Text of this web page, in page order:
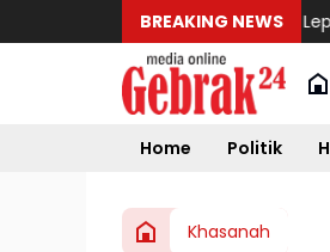
BREAKING NEWS
Kasdim 0104/ATIM Lepas 15
Home Politik
Khasanah